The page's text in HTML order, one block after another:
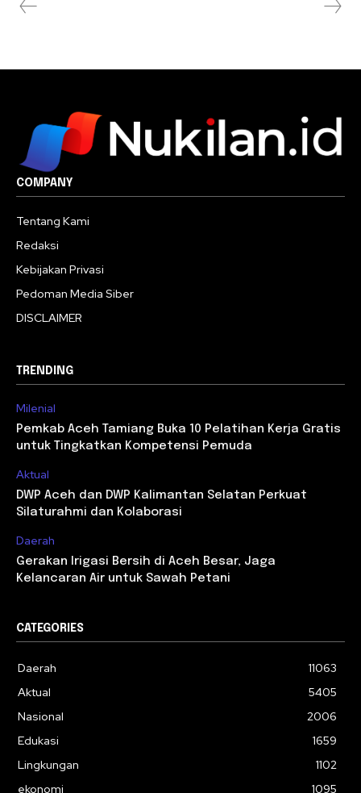
COMPANY
Tentang Kami
Redaksi
Kebijakan Privasi
Pedoman Media Siber
DISCLAIMER
TRENDING
Milenial
Pemkab Aceh Tamiang Buka 10 Pelatihan Kerja Gratis
untuk Tingkatkan Kompetensi Pemuda
Aktual
DWP Aceh dan DWP Kalimantan Selatan Perkuat
Silaturahmi dan Kolaborasi
Daerah
Gerakan Irigasi Bersih di Aceh Besar, Jaga
Kelancaran Air untuk Sawah Petani
CATEGORIES
Daerah
11063
Aktual
5405
Nasional
2006
Edukasi
1659
Lingkungan
1102
ekonomi
1095